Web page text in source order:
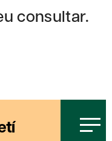
consultar.